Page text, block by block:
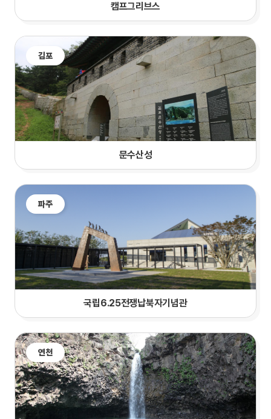
캠프그리브스
김포
문수산성
파주
국립6.25전쟁납북자기념관
연천